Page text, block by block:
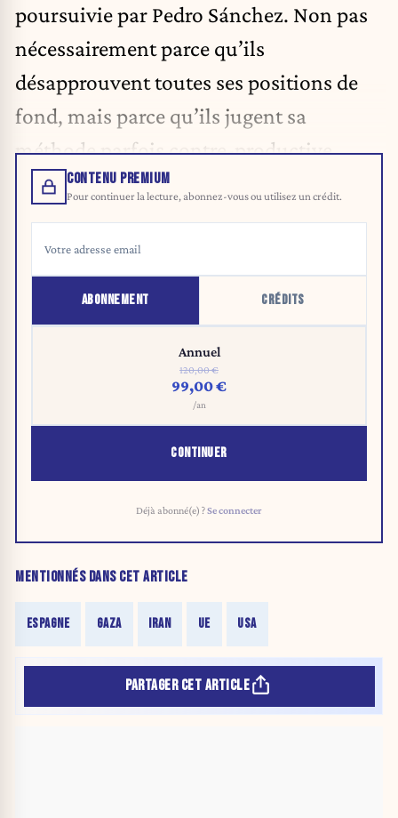
poursuivie par Pedro Sánchez. Non pas
nécessairement parce qu’ils
désapprouvent toutes ses positions de
fond, mais parce qu’ils jugent sa
méthode parfois contre-productive.
CONTENU PREMIUM
Pour continuer la lecture, abonnez-vous ou utilisez un crédit.
ABONNEMENT CRÉDITS
Annuel
120,00 €
99,00 €
/an
CONTINUER
Déjà abonné(e) ?Se connecter
MENTIONNÉS DANS CET ARTICLE
ESPAGNE GAZA IRAN UE USA
PARTAGER CET ARTICLE